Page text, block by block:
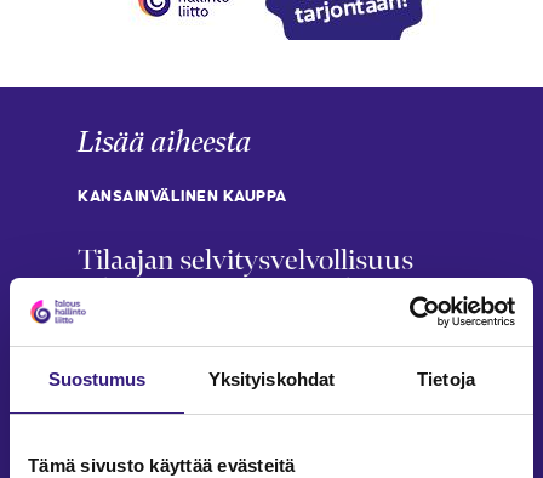
Suostumus Yksityiskohdat Tietoja
Tämä sivusto käyttää evästeitä
Lisää aiheesta
KANSAINVÄLINEN KAUPPA
Tilaajan selvitysvelvollisuus
ulkomaisesta sopimuskumppanista
26.5.2025 8 min
TILAAJAVASTUULAKI